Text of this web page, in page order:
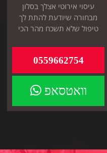
עיסוי אירוטי אצלך בסלון
מבחורה שיודעת להתת לך
טיפול שלא תשכח מהר הכי
0559662754
וואטסאפ